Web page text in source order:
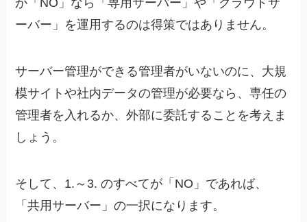
が「NO」なら「専用サーバー」や「クラウドサ
ーバー」を運用するのは得策ではありません。
サーバー管理ができる管理者がいないのに、大規
模サイトや社内データの管理が必要なら、専任の
管理者を入れるか、外部に委託することを考えま
しょう。
そして、1.～3. のすべてが「NO」であれば、
「共用サーバー」の一択になります。